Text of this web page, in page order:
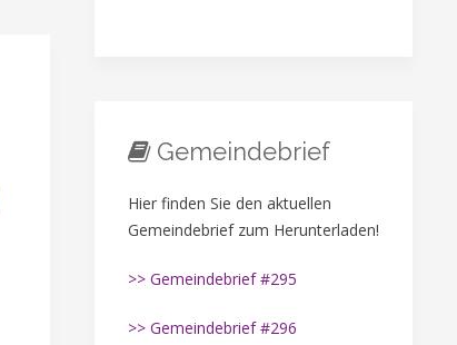
Gemeindebrief
Hier finden Sie den aktuellen
Gemeindebrief zum Herunterladen!
>> Gemeindebrief #295
>> Gemeindebrief #296